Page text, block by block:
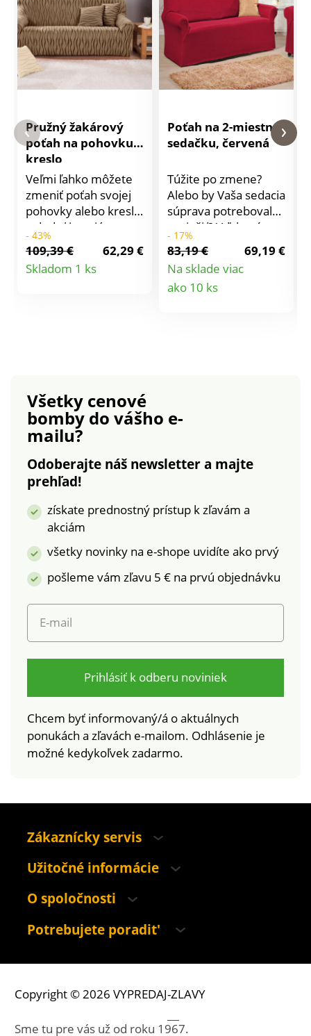
Pružný žakárový
poťah na pohovku a
kreslo
Veľmi ľahko môžete
zmeniť poťah svojej
pohovky alebo kresla
a dodať interiéru
novú tvár. Poťah je
veľmi pružný a ľahko
sa navlieka.
diel. Jednoduchá
údržba. S ohľadom na
ochranu životného
odporúčame prať na
30 °C a sušiť voľne na
- 43%
109,39 €
62,29 €
Skladom 1 ks
Detail
Poťah na 2-miestnu
sedačku, červená
Túžite po zmene?
Alebo by Vaša sedacia
súprava potrebovala
osviežiť? Vďaka týmto
napínacím poťahom
oblečiete svoju
sedačku a kreslo do
nového. Vysoko
- 17%
83,19 €
69,19 €
Na sklade viac
ako 10 ks
Všetky cenové
bomby do vášho e-
mailu?
Odoberajte náš newsletter a majte
prehľad!
získate prednostný prístup k zľavám a
akciám
všetky novinky na e-shope uvidíte ako prvý
pošleme vám zľavu 5 € na prvú objednávku
E-mail
Prihlásiť k odberu noviniek
Chcem byť informovaný/á o aktuálnych
ponukách a zľavách e-mailom. Odhlásenie je
možné kedykoľvek zadarmo.
Zákaznícky servis
Užitočné informácie
O spoločnosti
Potrebujete poradit'
Copyright © 2026 VYPREDAJ-ZLAVY
Sme tu pre vás už od roku 1967.